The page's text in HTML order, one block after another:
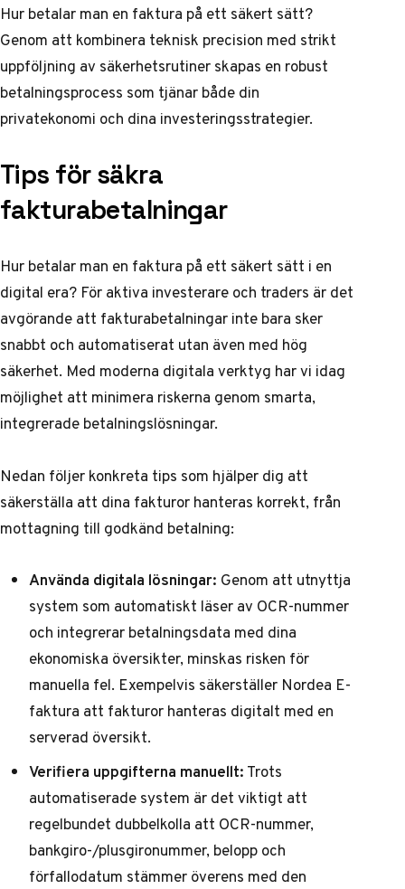
Hur betalar man en faktura på ett säkert sätt?
Genom att kombinera teknisk precision med strikt
uppföljning av säkerhetsrutiner skapas en robust
betalningsprocess som tjänar både din
privatekonomi och dina investeringsstrategier.
Tips för säkra
fakturabetalningar
Hur betalar man en faktura på ett säkert sätt i en
digital era? För aktiva investerare och traders är det
avgörande att fakturabetalningar inte bara sker
snabbt och automatiserat utan även med hög
säkerhet. Med moderna digitala verktyg har vi idag
möjlighet att minimera riskerna genom smarta,
integrerade betalningslösningar.
Nedan följer konkreta tips som hjälper dig att
säkerställa att dina fakturor hanteras korrekt, från
mottagning till godkänd betalning:
Använda digitala lösningar: Genom att utnyttja
system som automatiskt läser av OCR-nummer
och integrerar betalningsdata med dina
ekonomiska översikter, minskas risken för
manuella fel. Exempelvis säkerställer Nordea E-
faktura att fakturor hanteras digitalt med en
serverad översikt.
Verifiera uppgifterna manuellt:Trots
automatiserade system är det viktigt att
regelbundet dubbelkolla att OCR-nummer,
bankgiro-/plusgironummer, belopp och
förfallodatum stämmer överens med den